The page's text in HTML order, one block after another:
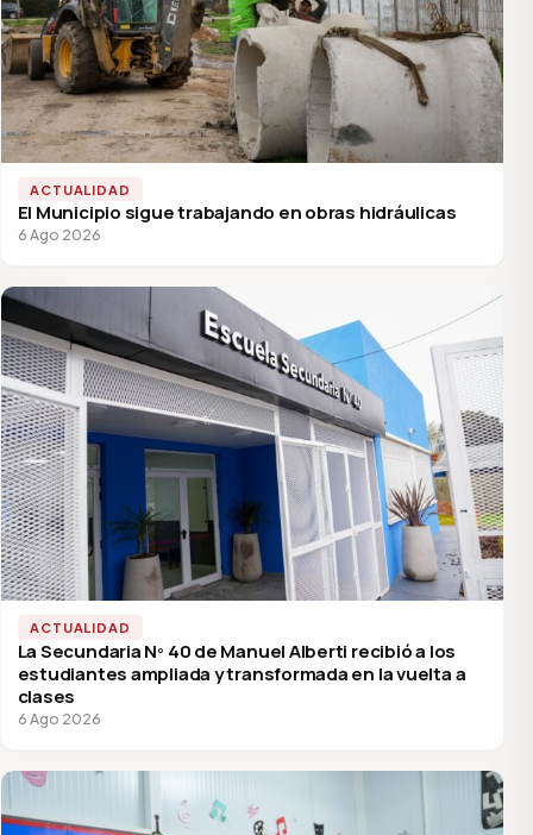
ACTUALIDAD
El Municipio sigue trabajando en obras hidráulicas
6 Ago 2026
ACTUALIDAD
La Secundaria Nº 40 de Manuel Alberti recibió a los
estudiantes ampliada y transformada en la vuelta a
clases
6 Ago 2026